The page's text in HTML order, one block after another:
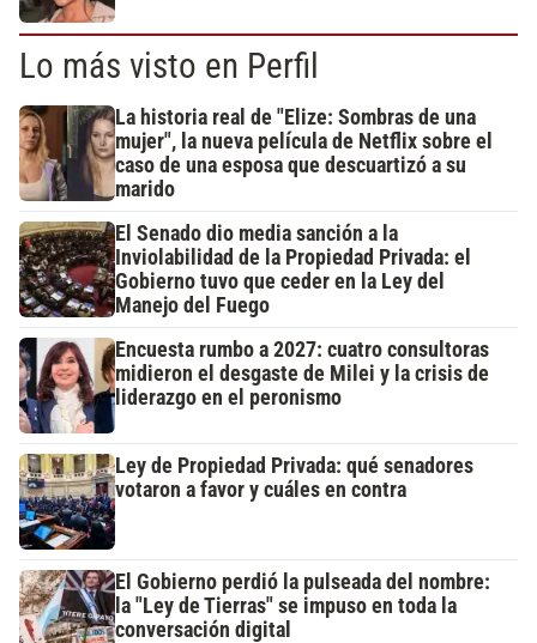
Lo más visto en Perfil
La historia real de "Elize: Sombras de una
mujer", la nueva película de Netflix sobre el
caso de una esposa que descuartizó a su
marido
El Senado dio media sanción a la
Inviolabilidad de la Propiedad Privada: el
Gobierno tuvo que ceder en la Ley del
Manejo del Fuego
Encuesta rumbo a 2027: cuatro consultoras
midieron el desgaste de Milei y la crisis de
liderazgo en el peronismo
Ley de Propiedad Privada: qué senadores
votaron a favor y cuáles en contra
El Gobierno perdió la pulseada del nombre:
la "Ley de Tierras" se impuso en toda la
conversación digital